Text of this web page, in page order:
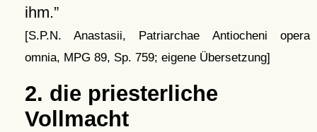
ihm.
[S.P.N. Anastasii, Patriarchae Antiocheni opera
omnia, MPG 89, Sp. 759; eigene Übersetzung]
2. die priesterliche
Vollmacht